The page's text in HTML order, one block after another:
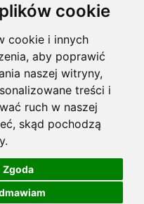
cookie
cookie i innych
aby poprawić
naszej witryny,
treści i
ruch w naszej
skąd pochodzą
Zgoda
w powiecie wejherowskim
i Redą tworzy zespół
Kaszubskim. W latach 1945–
do tak zwanego dużego
do tak zwanego
danych z 1 stycznia 2018
największym polskim miastem